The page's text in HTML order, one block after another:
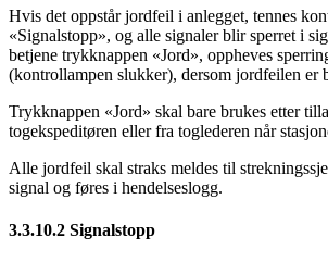
Hvis det oppstår jordfeil i anlegget, tennes
«Signalstopp», og alle signaler blir sperret i
betjene trykknappen «Jord», oppheves
(kontrollampen slukker), dersom jordfeilen er
Trykknappen «Jord» skal bare brukes etter
togekspeditøren eller fra toglederen når
Alle jordfeil skal straks meldes til
signal og føres i hendelseslogg.
3.3.10.2 Signalstopp